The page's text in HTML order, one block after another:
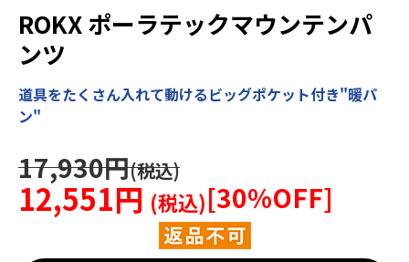
ROKX ポーラテックマウンテンパ
ンツ
道具をたくさん入れて動けるビッグポケット付き"暖パ
ン"
17,930円
12,551円 [30%OFF]